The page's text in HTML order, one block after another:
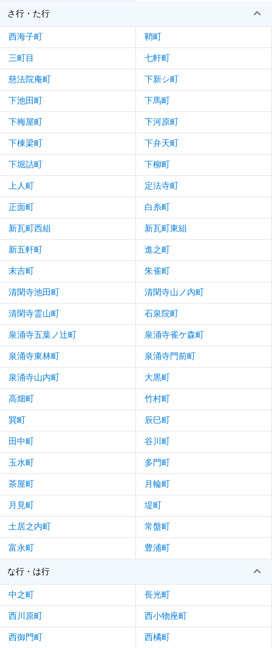
さ行・た行
西海子町 鞘町
三町目 七軒町
慈法院庵町 下新シ町
下池田町 下馬町
下梅屋町 下河原町
下棟梁町 下弁天町
下堀詰町 下柳町
上人町 定法寺町
正面町 白糸町
新瓦町西組 新瓦町東組
新五軒町 進之町
末吉町 朱雀町
清閑寺池田町 清閑寺山ノ内町
清閑寺霊山町 石泉院町
泉涌寺五葉ノ辻町 泉涌寺雀ケ森町
泉涌寺東林町 泉涌寺門前町
泉涌寺山内町 大黒町
高畑町 竹村町
巽町 辰巳町
田中町 谷川町
玉水町 多門町
茶屋町 月輪町
月見町 堤町
土居之内町 常盤町
富永町 豊浦町
な行・は行
中之町 長光町
西川原町 西小物座町
西御門町 西橘町